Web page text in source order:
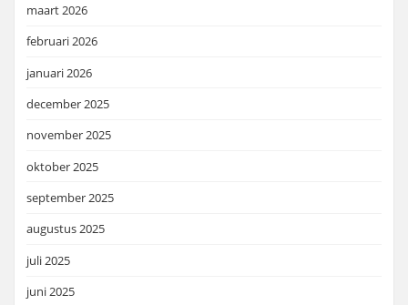
maart 2026
februari 2026
januari 2026
december 2025
november 2025
oktober 2025
september 2025
augustus 2025
juli 2025
juni 2025